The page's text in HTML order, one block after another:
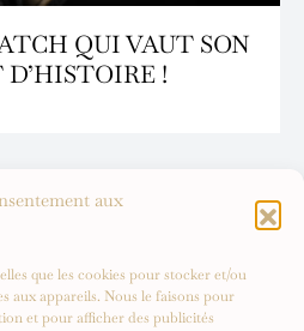
aux
que les cookies pour stocker et/ou
aux appareils. Nous le faisons pour
et pour afficher des publicités
QUI VAUT SON
D’HISTOIRE !